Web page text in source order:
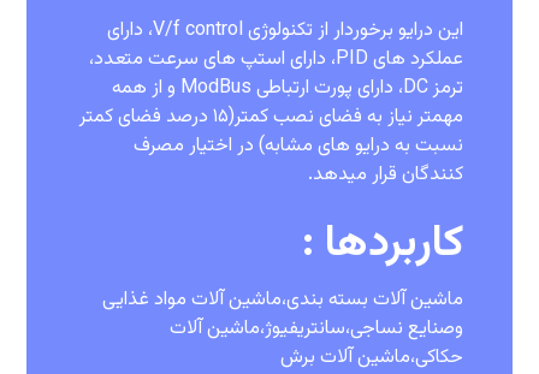
این درایو برخوردار از تکنولوژی V/f control، دارای
عملکرد های PID، دارای استپ های سرعت متعدد،
ترمز DC، دارای پورت ارتباطی ModBus و از همه
مهمتر نیاز به فضای نصب کمتر(۱۵ درصد فضای کمتر
نسبت به درایو های مشابه) در اختیار مصرف
کنندگان قرار میدهد.
کاربردها :
ماشین آلات بسته بندی،ماشین آلات مواد غذایی
وصنایع نساجی،سانتریفیوژ،ماشین آلات
حکاکی،ماشین آلات برش